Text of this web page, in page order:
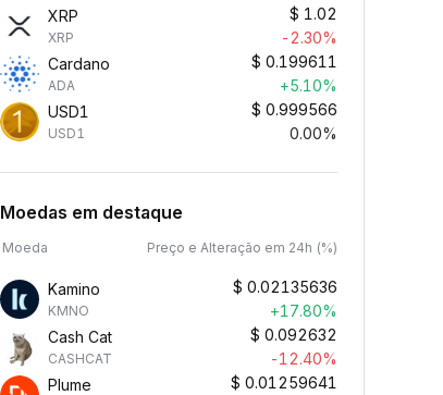
XRP
XRP
$ 1.02
-2.30%
Cardano
ADA
$ 0.199611
+5.10%
USD1
USD1
$ 0.999566
0.00%
Moedas em destaque
Moeda Preço e Alteração em 24h (%)
Kamino
KMNO
$ 0.02135636
+17.80%
Cash Cat
CASHCAT
$ 0.092632
-12.40%
Plume
$ 0.01259641